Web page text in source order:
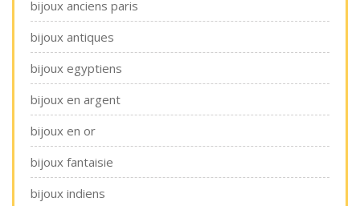
bijoux anciens paris
bijoux antiques
bijoux egyptiens
bijoux en argent
bijoux en or
bijoux fantaisie
bijoux indiens